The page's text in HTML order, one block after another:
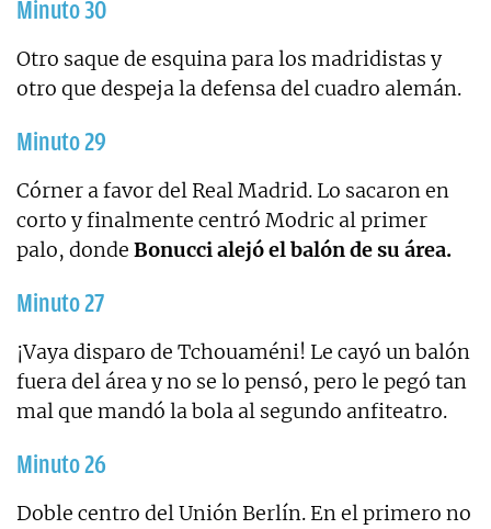
Minuto 30
Otro saque de esquina para los madridistas y
otro que despeja la defensa del cuadro alemán.
Minuto 29
Córner a favor del Real Madrid. Lo sacaron en
corto y finalmente centró Modric al primer
palo, donde Bonucci alejó el balón de su área.
Minuto 27
¡Vaya disparo de Tchouaméni! Le cayó un balón
fuera del área y no se lo pensó, pero le pegó tan
mal que mandó la bola al segundo anfiteatro.
Minuto 26
Doble centro del Unión Berlín. En el primero no